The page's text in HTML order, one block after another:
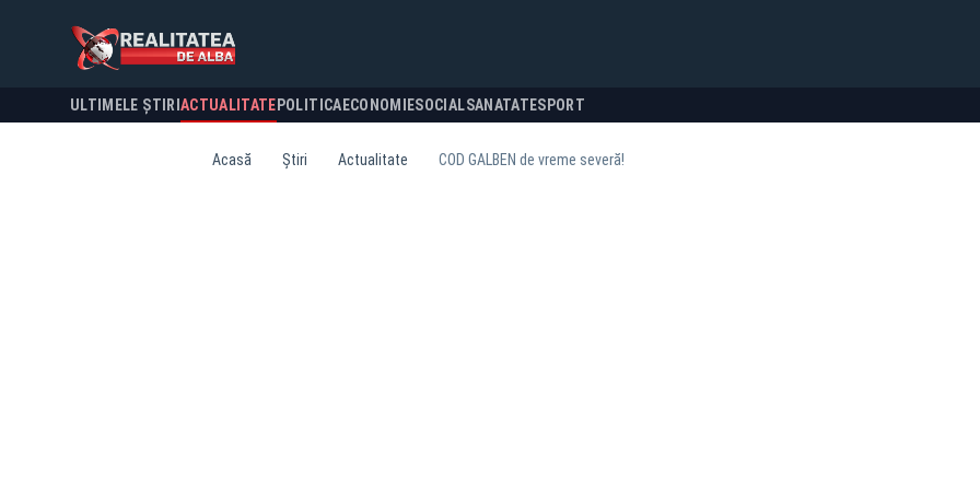
ULTIMELE ȘTIRI ACTUALITATE POLITICA ECONOMIESOCIALSANATATESPORT
Acasă Știri Actualitate COD GALBEN de vreme severă!